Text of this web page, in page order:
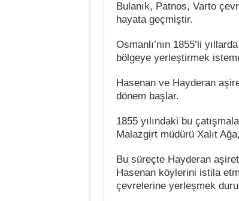
Bulanık, Patnos, Varto
hayata geçmiştir.
Osmanlı’nın 1855’li
bölgeye yerleştirmek
Hasenan ve Hayderan
dönem başlar.
1855 yılındaki bu
Malazgirt müdürü Xalıt
Bu süreçte Hayderan
Hasenan köylerini istila
çevrelerine yerleşmek